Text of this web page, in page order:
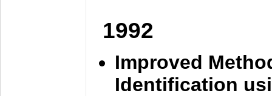
1992
Improved
Identification